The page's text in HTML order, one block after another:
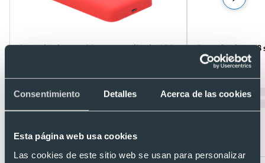
Consentimiento Detalles Acerca de las cookies
Esta página web usa cookies
Las cookies de este sitio web se usan para personalizar
Powerbank magnético personalizado ABS
Recíbelo
Desde 5,59 €
Powerbank con 3
mAh)
Ref. 885779
Recíbelo